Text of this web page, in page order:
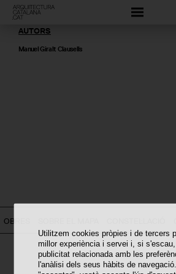
Utilitzem cookies pròpies i de tercers
millor experiència i servei i, si
publicitat relacionada amb les
l'anàlisi dels seus hàbits de
AUTORS
Manuel Giralt Clausells
OBRES